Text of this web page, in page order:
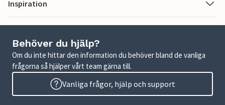
Inspiration
Behöver du hjälp?
Om du inte hittar den information du behöver bland de vanliga
frågorna så hjälper vårt team gärna till.
Vanliga frågor, hjälp och support